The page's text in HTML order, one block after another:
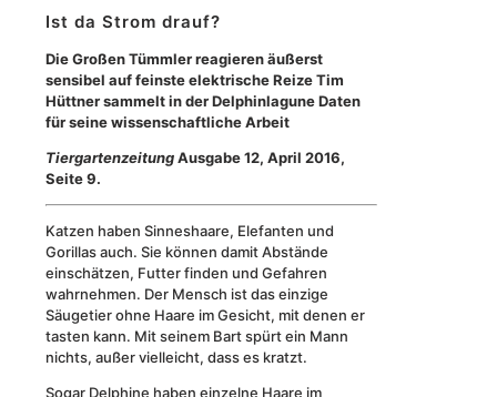
Ist da Strom drauf?
Die Großen Tümmler reagieren äußerst
sensibel auf feinste elektrische Reize Tim
Hüttner sammelt in der Delphinlagune Daten
für seine wissenschaftliche Arbeit
TiergartenzeitungAusgabe 12, April 2016,
Seite 9.
Katzen haben Sinneshaare, Elefanten und
Gorillas auch. Sie können damit Abstände
einschätzen, Futter finden und Gefahren
wahrnehmen. Der Mensch ist das einzige
Säugetier ohne Haare im Gesicht, mit denen er
tasten kann. Mit seinem Bart spürt ein Mann
nichts, außer vielleicht, dass es kratzt.
Sogar Delphine haben einzelne Haare im